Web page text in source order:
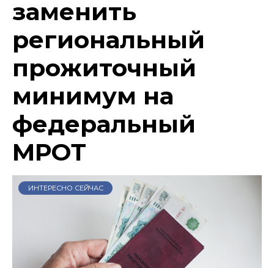
заменить
региональный
прожиточный
минимум на
федеральный
МРОТ
ИНТЕРЕСНО СЕЙЧАС